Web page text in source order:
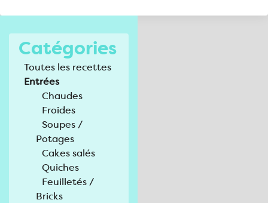
Catégories
Toutes les recettes
Entrées
Chaudes
Froides
Soupes /
Potages
Cakes salés
Quiches
Feuilletés /
Bricks